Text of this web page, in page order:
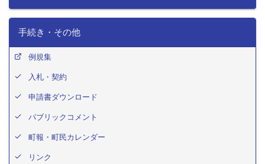
手続き・その他
例規集
入札・契約
申請書ダウンロード
パブリックコメント
町報・町民カレンダー
リンク